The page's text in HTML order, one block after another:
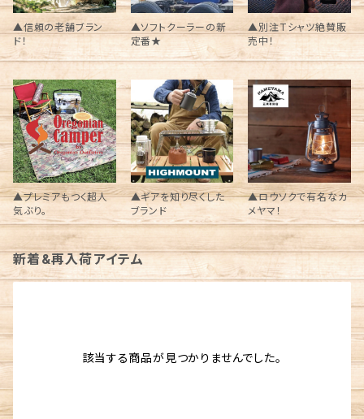
▲信頼の老舗ブラン
ド！
▲ソフトクーラーの新
定番★
▲別注Tシャツ絶賛販
売中！
▲プレミアもつく超人
気ぶり。
▲ギアを知り尽くした
ブランド
▲ロウソクで有名なカ
メヤマ！
新着&再入荷アイテム
該当する商品が見つかりませんでした。